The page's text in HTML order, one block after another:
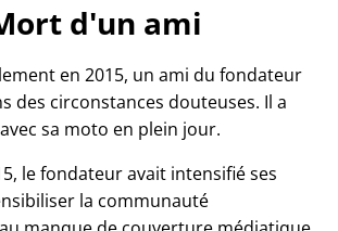
d'un ami
en 2015, un ami du fondateur
des circonstances douteuses. Il a
sa moto en plein jour.
le fondateur avait intensifié ses
la communauté